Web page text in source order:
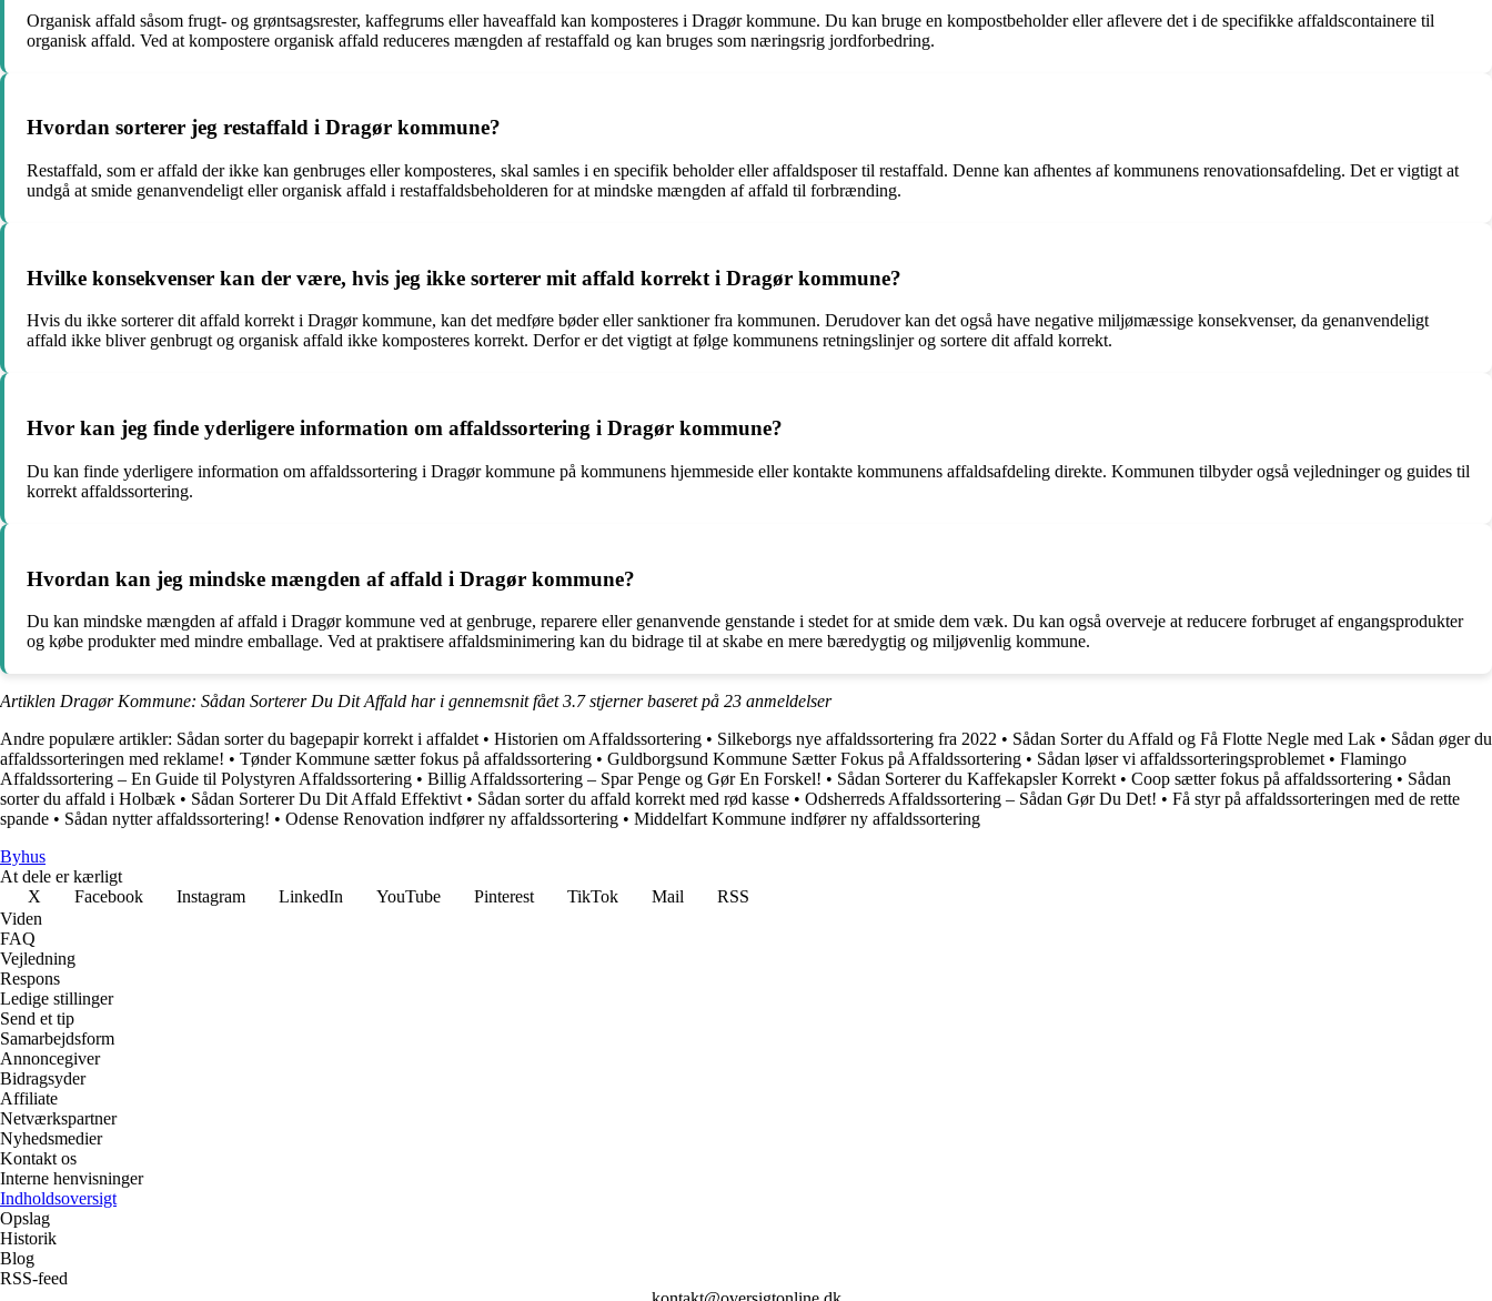
Organisk affald såsom frugt- og grøntsagsrester, kaffegrums eller haveaffald kan komposteres i Dragør kommune. Du kan bruge en kompostbeholder eller aflevere det i de specifikke affaldscontainere til
organisk affald. Ved at kompostere organisk affald reduceres mængden af restaffald og kan bruges som næringsrig jordforbedring.
Hvordan sorterer jeg restaffald i Dragør kommune?
Restaffald, som er affald der ikke kan genbruges eller komposteres, skal samles i en specifik beholder eller affaldsposer til restaffald. Denne kan afhentes af kommunens renovationsafdeling. Det er vigtigt at
undgå at smide genanvendeligt eller organisk affald i restaffaldsbeholderen for at mindske mængden af affald til forbrænding.
Hvilke konsekvenser kan der være, hvis jeg ikke sorterer mit affald korrekt i Dragør kommune?
Hvis du ikke sorterer dit affald korrekt i Dragør kommune, kan det medføre bøder eller sanktioner fra kommunen. Derudover kan det også have negative miljømæssige konsekvenser, da genanvendeligt
affald ikke bliver genbrugt og organisk affald ikke komposteres korrekt. Derfor er det vigtigt at følge kommunens retningslinjer og sortere dit affald korrekt.
Hvor kan jeg finde yderligere information om affaldssortering i Dragør kommune?
Du kan finde yderligere information om affaldssortering i Dragør kommune på kommunens hjemmeside eller kontakte kommunens affaldsafdeling direkte. Kommunen tilbyder også vejledninger og guides til
korrekt affaldssortering.
Hvordan kan jeg mindske mængden af affald i Dragør kommune?
Du kan mindske mængden af affald i Dragør kommune ved at genbruge, reparere eller genanvende genstande i stedet for at smide dem væk. Du kan også overveje at reducere forbruget af engangsprodukter
og købe produkter med mindre emballage. Ved at praktisere affaldsminimering kan du bidrage til at skabe en mere bæredygtig og miljøvenlig kommune.
Artiklen Dragør Kommune: Sådan Sorterer Du Dit Affald har i gennemsnit fået3.7stjerner baseret på 23 anmeldelser
Andre populære artikler: Sådan sorter du bagepapir korrekt i affaldet • Historien om Affaldssortering • Silkeborgs nye affaldssortering fra 2022 • Sådan Sorter du Affald og Få Flotte Negle med Lak • Sådan øger du
affaldssorteringen med reklame! • Tønder Kommune sætter fokus på affaldssortering • Guldborgsund Kommune Sætter Fokus på Affaldssortering • Sådan løser vi affaldssorteringsproblemet • Flamingo
Affaldssortering – En Guide til Polystyren Affaldssortering • Billig Affaldssortering – Spar Penge og Gør En Forskel! • Sådan Sorterer du Kaffekapsler Korrekt • Coop sætter fokus på affaldssortering • Sådan
sorter du affald i Holbæk • Sådan Sorterer Du Dit Affald Effektivt • Sådan sorter du affald korrekt med rød kasse • Odsherreds Affaldssortering – Sådan Gør Du Det! • Få styr på affaldssorteringen med de rette
spande • Sådan nytter affaldssortering! • Odense Renovation indfører ny affaldssortering • Middelfart Kommune indfører ny affaldssortering
Byhus
At dele er kærligt
X
Facebook Instagram LinkedIn YouTube Pinterest TikTok Mail
RSS
Viden
FAQ
Vejledning
Respons
Ledige stillinger
Send et tip
Samarbejdsform
Annoncegiver
Bidragsyder
Affiliate
Netværkspartner
Nyhedsmedier
Kontakt os
Interne henvisninger
Indholdsoversigt
Opslag
Historik
Blog
RSS-feed